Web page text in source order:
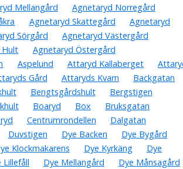
Mellangård
Agnetaryd Norregård
Agnetaryd Skattegård
Agnetaryd
Sörgård
Agnetaryd Västergård
Hult
Agnetaryd Östergård
Aspelund Attaryd Kallaberget
Gård Attaryds Kvarn
Backgatan
Bengtsgårdshult
Bergstigen
Boaryd Box
Bruksgatan
Centrumrondellen
Dalgatan
Duvstigen Dye Backen
Dye Bygård
Klockmakarens Dye Kyrkäng
Dye
Lillefåll Dye Mellangård
Dye Månsagård